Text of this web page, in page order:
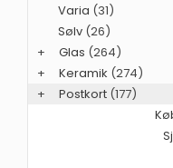
Varia (31)
Sølv (26)
+
Glas (264)
+
Keramik (274)
+
Postkort (177)